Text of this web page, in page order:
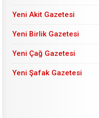
Yeni Akit Gazetesi
Yeni Birlik Gazetesi
Yeni Çağ Gazetesi
Yeni Şafak Gazetesi